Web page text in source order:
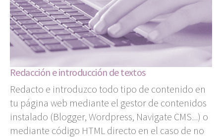
Redacción e introducción de textos
Redacto e introduzco todo tipo de contenido en
tu página web mediante el gestor de contenidos
instalado (Blogger, Wordpress, Navigate CMS...) o
mediante código HTML directo en el caso de no